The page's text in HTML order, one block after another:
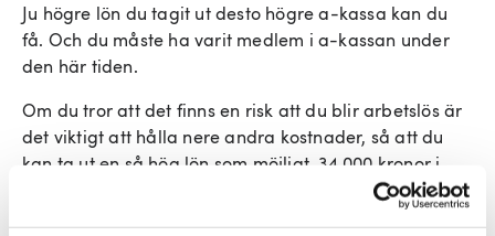
Ju högre lön du tagit ut desto högre a-kassa kan du
få. Och du måste ha varit medlem i a-kassan under
den här tiden.
Om du tror att det finns en risk att du blir arbetslös är
det viktigt att hålla nere andra kostnader, så att du
kan ta ut en så hög lön som möjligt. 34 000 kronor i